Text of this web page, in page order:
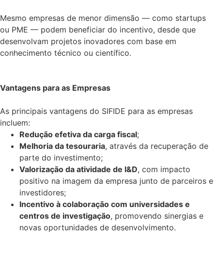
Mesmo empresas de menor dimensão — como startups
ou PME — podem beneficiar do incentivo, desde que
desenvolvam projetos inovadores com base em
conhecimento técnico ou científico.
Vantagens para as Empresas
As principais vantagens do SIFIDE para as empresas
incluem:
Redução efetiva da carga fiscal;
Melhoria da tesouraria, através da recuperação de
parte do investimento;
Valorização da atividade de I&D, com impacto
positivo na imagem da empresa junto de parceiros e
investidores;
Incentivo à colaboração com universidades e
centros de investigação, promovendo sinergias e
novas oportunidades de desenvolvimento.